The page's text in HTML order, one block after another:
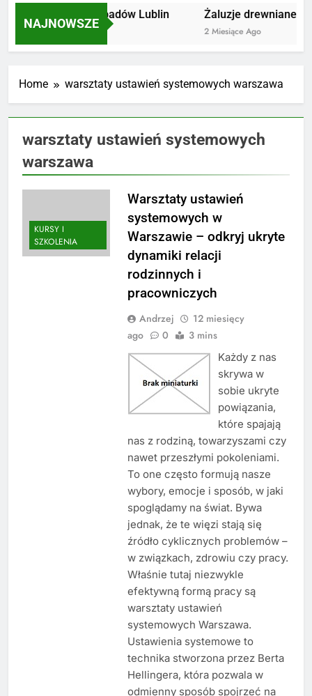
NAJNOWSZE
Utylizacja odpadów Lublin
2 Miesiące Ago
Żaluzje drewniane
2 Miesiące Ago
Home warsztaty ustawień systemowych warszawa
warsztaty ustawień systemowych
warszawa
KURSY I
SZKOLENIA
Warsztaty ustawień
systemowych w
Warszawie – odkryj ukryte
dynamiki relacji
rodzinnych i
pracowniczych
Andrzej
12 miesięcy
ago
0 3 mins
Każdy z nas
skrywa w
sobie ukryte
powiązania,
które spajają
nas z rodziną, towarzyszami czy
nawet przeszłymi pokoleniami.
To one często formują nasze
wybory, emocje i sposób, w jaki
spoglądamy na świat. Bywa
jednak, że te więzi stają się
źródło cyklicznych problemów –
w związkach, zdrowiu czy pracy.
Właśnie tutaj niezwykle
efektywną formą pracy są
warsztaty ustawień
systemowych Warszawa.
Ustawienia systemowe to
technika stworzona przez Berta
Hellingera, która pozwala w
odmienny sposób spojrzeć na